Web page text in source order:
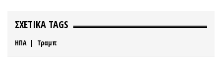
ΣΧΕΤΙΚΑ TAGS
ΗΠΑ| Τραμπ